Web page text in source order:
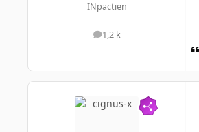
INpactien
1,2 k
messages